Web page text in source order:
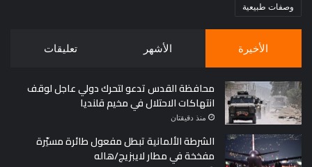
وصفات طبيعية
الأخيرة الأشهر تعليقات
محافظة القدس تدعو لتحرك دولي عاجل لوقف
انتهاكات الاحتلال في مخيم قلنديا
منذ دقيقتان
الشرطة الألمانية تبطل مفعول طائرة مسيّرة
مفخخة في مطار لايبزيج/هاله